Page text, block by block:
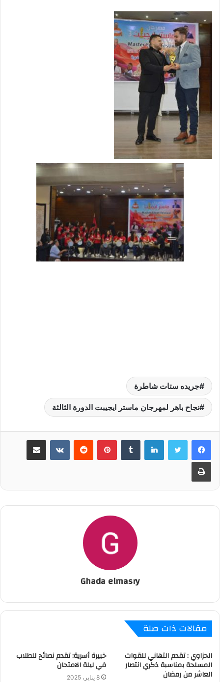
جريده ستات شاطرة
نجاح باهر لمهرجان ماستر ايجيبت الدورة الثالثة
لينكدإن بينتيريست
Ghada elmasry
مقالات ذات صلة
الحزاوي : تقدم التهاني للقوات
المسلحة بمناسبة ذكري انتصار
العاشر من رمضان
خبيرة أسرية: تقدم نصائح للطلاب
في ليلة الامتحان
8 يناير، 2025